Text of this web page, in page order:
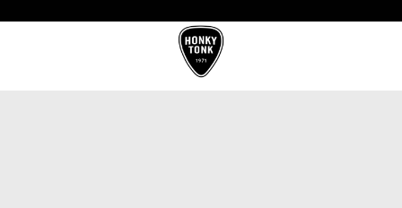
10%OFF CON TRANSFERENCIA